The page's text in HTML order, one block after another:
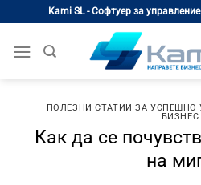
content
Kami SL - Софтуер за
ПОЛЕЗНИ СТАТИИ ЗА УСПЕШНО
БИЗНЕС
Как да се
на